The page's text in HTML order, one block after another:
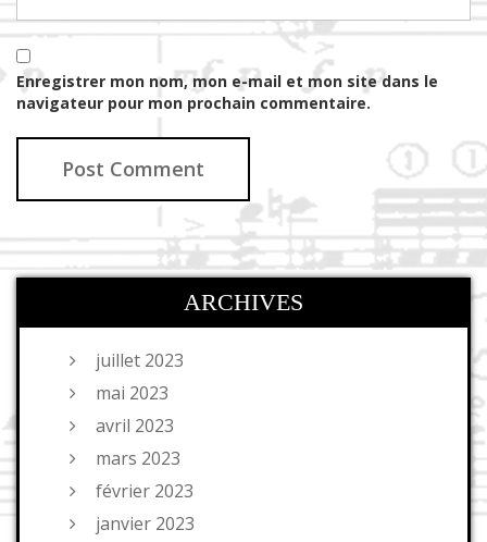
Enregistrer mon nom, mon e-mail et mon site dans le
navigateur pour mon prochain commentaire.
ARCHIVES
juillet 2023
mai 2023
avril 2023
mars 2023
février 2023
janvier 2023